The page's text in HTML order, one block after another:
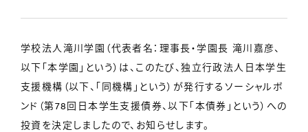
学校法人滝川学園（代表者名：理事長・学園長 滝川嘉彦、
以下「本学園」という）は、このたび、独立行政法人日本学生
支援機構（以下、「同機構」という）が発行するソーシャルボ
ンド（第78回日本学生支援債券、以下「本債券」という）への
投資を決定しましたので、お知らせします。